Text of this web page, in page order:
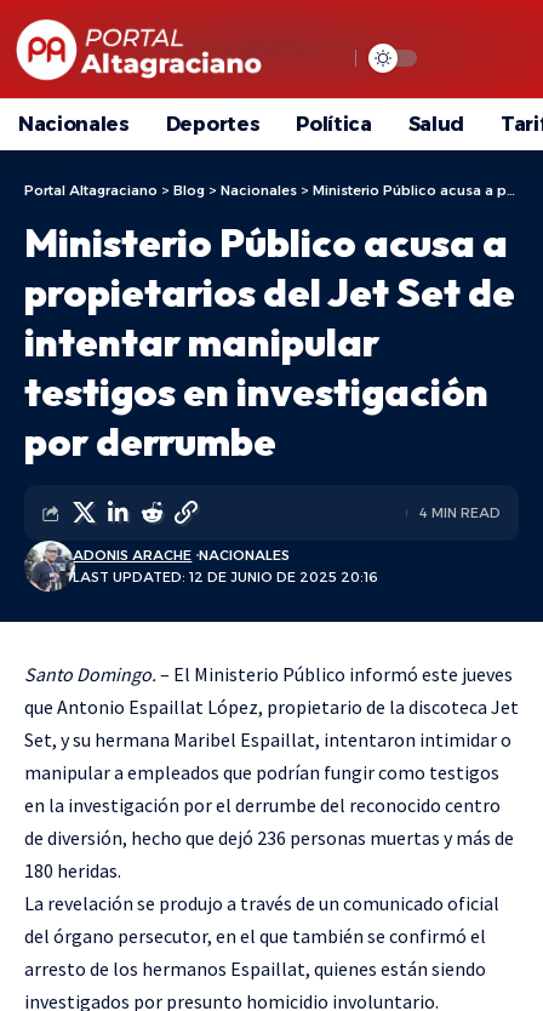
Nacionales Deportes Política Salud
Portal Altagraciano > Blog > Nacionales > Ministerio Público acusa a propietarios del Jet Set de intentar manipular testigos en investigación por derrumbe
Ministerio Público acusa a
propietarios del Jet Set de
intentar manipular
testigos en investigación
por derrumbe
LAST UPDATED: 12 DE JUNIO DE 2025 20:16
ADONIS ARACHE NACIONALES
4 MIN READ
Santo Domingo. – El Ministerio Público informó este jueves
que Antonio Espaillat López, propietario de la discoteca Jet
Set, y su hermana Maribel Espaillat, intentaron intimidar o
manipular a empleados que podrían fungir como testigos
en la investigación por el derrumbe del reconocido centro
de diversión, hecho que dejó 236 personas muertas y más de
180 heridas.
La revelación se produjo a través de un comunicado oficial
del órgano persecutor, en el que también se confirmó el
arresto de los hermanos Espaillat, quienes están siendo
investigados por presunto homicidio involuntario.